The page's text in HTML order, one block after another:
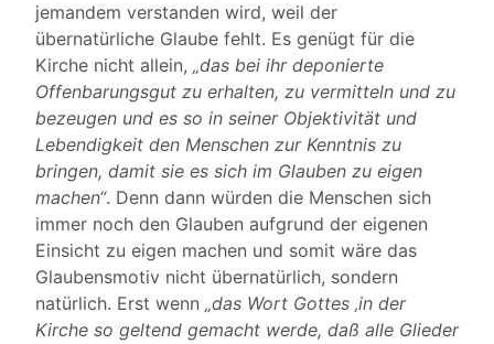
jemandem verstanden wird, weil der
übernatürliche Glaube fehlt. Es genügt für die
Kirche nicht allein, „das bei ihr deponierte
Offenbarungsgut zu erhalten, zu vermitteln und zu
bezeugen und es so in seiner Objektivität und
Lebendigkeit den Menschen zur Kenntnis zu
bringen, damit sie es sich im Glauben zu eigen
machen“. Denn dann würden die Menschen sich
immer noch den Glauben aufgrund der eigenen
Einsicht zu eigen machen und somit wäre das
Glaubensmotiv nicht übernatürlich, sondern
natürlich. Erst wenn „das Wort Gottes ‚in der
Kirche so geltend gemacht werde, daß alle Glieder